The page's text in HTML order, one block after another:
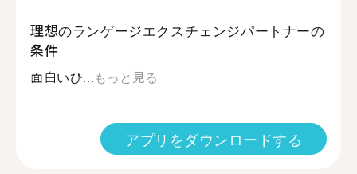
理想のランゲージエクスチェンジパートナーの
条件
面白いひ...もっと見る
アプリをダウンロードする